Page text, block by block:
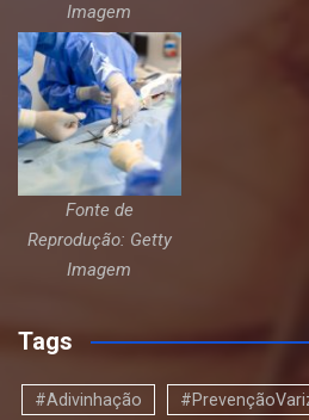
Imagem
Fonte de
Reprodução: Getty
Imagem
Tags
#Adivinhação